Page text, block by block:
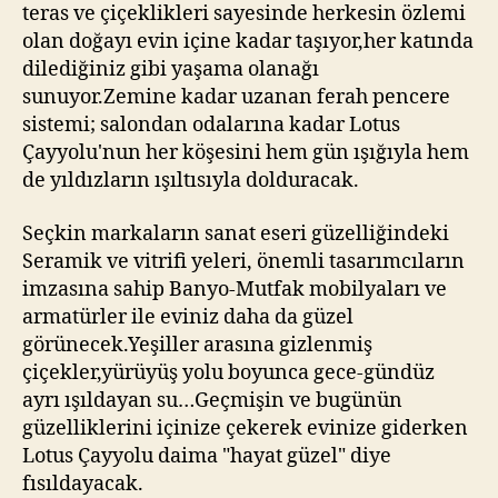
teras ve çiçeklikleri sayesinde herkesin özlemi
olan doğayı evin içine kadar taşıyor,her katında
dilediğiniz gibi yaşama olanağı
sunuyor.Zemine kadar uzanan ferah pencere
sistemi; salondan odalarına kadar Lotus
Çayyolu'nun her köşesini hem gün ışığıyla hem
de yıldızların ışıltısıyla dolduracak.
Seçkin markaların sanat eseri güzelliğindeki
Seramik ve vitrifi yeleri, önemli tasarımcıların
imzasına sahip Banyo-Mutfak mobilyaları ve
armatürler ile eviniz daha da güzel
görünecek.Yeşiller arasına gizlenmiş
çiçekler,yürüyüş yolu boyunca gece-gündüz
ayrı ışıldayan su…Geçmişin ve bugünün
güzelliklerini içinize çekerek evinize giderken
Lotus Çayyolu daima "hayat güzel" diye
fısıldayacak.